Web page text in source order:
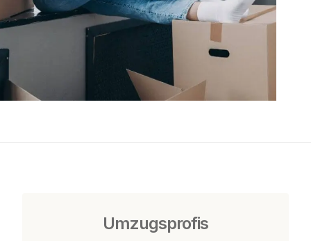
Umzugsprofis